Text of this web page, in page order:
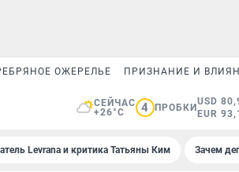
ОЖЕРЕЛЬЕ ПРИЗНАНИЕ И
СЕЙЧАС
+26°C
4 ПРОБКИ
USD
EUR
Levrana и критика Татьяны Ким Зачем